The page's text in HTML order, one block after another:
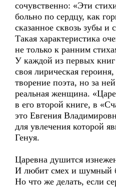
сочувственно: «Эти
больно по сердцу, как
сказанное сквозь зубы и
Такая характеристика
не только к ранним
У каждой из первых книг
своя лирическая
творение поэта, но за
реальная женщина.
в его второй книге, в
это Евгения
для увлечения которой
Генуя.
Царевна душится
И любит смех и шумный
Но что же делать, если